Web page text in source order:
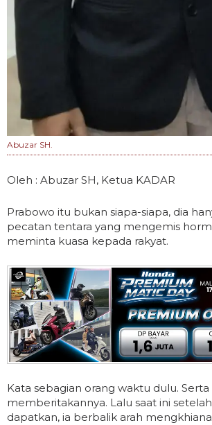
Abuzar SH.
Oleh : Abuzar SH, Ketua KADAR
Prabowo itu bukan siapa-siapa, dia
pecatan tentara yang mengemis
meminta kuasa kepada rakyat.
Kata sebagian orang waktu dulu.
memberitakannya. Lalu saat ini
dapatkan, ia berbalik arah